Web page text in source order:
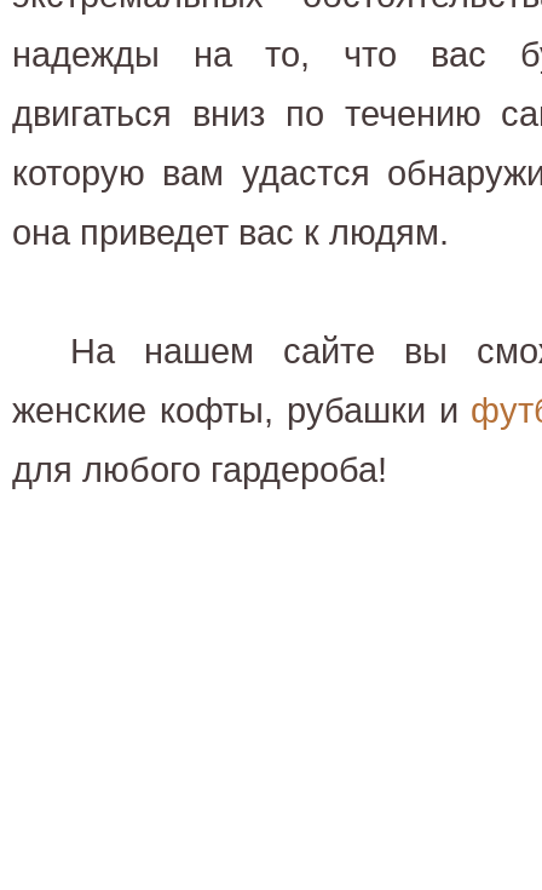
надежды на то, что вас
двигаться вниз по течению
которую вам удастся
она приведет вас к людям.
На нашем сайте вы
женские кофты, рубашки и
для любого гардероба!